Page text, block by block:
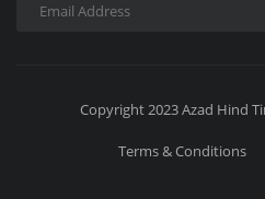
Copyright 2023 Azad Hind
Terms & Conditions